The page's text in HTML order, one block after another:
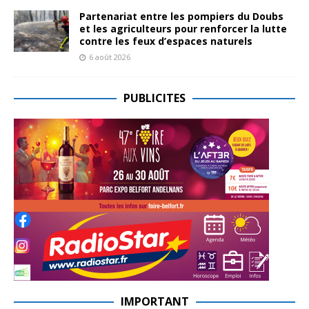
Partenariat entre les pompiers du Doubs
et les agriculteurs pour renforcer la lutte
contre les feux d’espaces naturels
6 août 2026
PUBLICITES
IMPORTANT